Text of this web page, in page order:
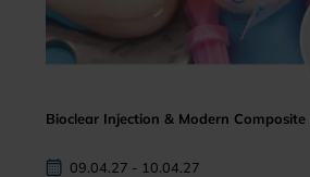
Bioclear Injection & Modern
09.04.27 - 10.04.27